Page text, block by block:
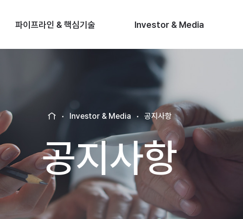
파이프라인 & 핵심기술 Investor & Media
H
M
E
Investor & Media 공지사항
공지사항